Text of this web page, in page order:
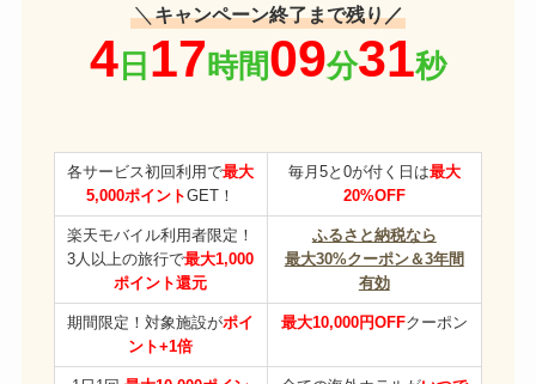
＼キャンペーン終了まで残り／
各サービス初回利用で最大
5,000ポイントGET！
毎月5と0が付く日は最大
20%OFF
楽天モバイル利用者限定！
3人以上の旅行で最大1,000
ポイント還元
ふるさと納税なら
最大30%クーポン＆3年間
有効
期間限定！対象施設がポイ
ント+1倍
最大10,000円OFFクーポン